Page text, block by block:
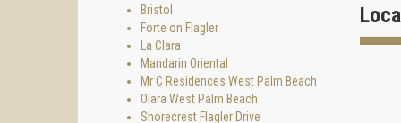
Bristol
Forte on Flagler
La Clara
Mandarin Oriental
Mr C Residences West Palm Beach
Olara West Palm Beach
Shorecrest Flagler Drive